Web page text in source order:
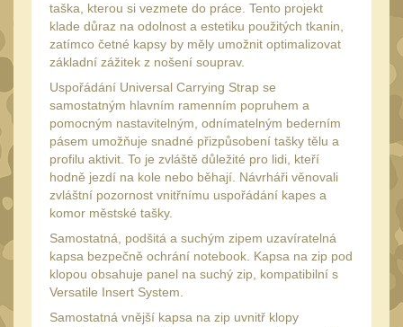
Montáže pro optiku179
1" Picatinny 45
30mm Picatinny47
30mm Dovetail
34mm
Montáže pre kolimátory
Ostatní
Montáže na hlaveň 3
Montáže pro svítilny
taška, kterou si vezmete do práce. Tento projekt
klade důraz na odolnost a estetiku použitých tkanin,
zatímco četné kapsy by měly umožnit optimalizovat
základní zážitek z nošení souprav.
Uspořádání Universal Carrying Strap se
samostatným hlavním ramenním popruhem a
pomocným nastavitelným, odnímatelným bederním
pásem umožňuje snadné přizpůsobení tašky tělu a
profilu aktivit. To je zvláště důležité pro lidi, kteří
hodně jezdí na kole nebo běhají. Návrháři věnovali
zvláštní pozornost vnitřnímu uspořádání kapes a
komor městské tašky.
Samostatná, podšitá a suchým zipem uzavíratelná
kapsa bezpečně ochrání notebook. Kapsa na zip pod
klopou obsahuje panel na suchý zip, kompatibilní s
Versatile Insert System.
Samostatná vnější kapsa na zip uvnitř klopy